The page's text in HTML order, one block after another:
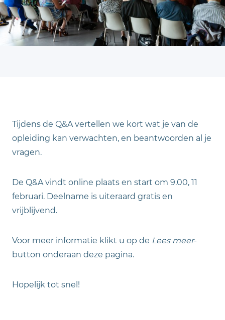
Tijdens de Q&A vertellen we kort wat je van de
opleiding kan verwachten, en beantwoorden al je
vragen.
De Q&A vindt online plaats en start om 9.00, 11
februari. Deelname is uiteraard gratis en
vrijblijvend.
Voor meer informatie klikt u op de Lees meer-
button onderaan deze pagina.
Hopelijk tot snel!